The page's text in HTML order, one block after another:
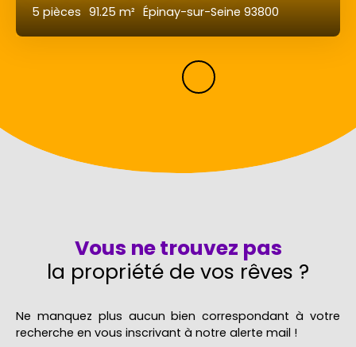
5 pièces 91.25 m² Épinay-sur-Seine 93800
Vous ne trouvez pas
la propriété de vos rêves ?
Ne manquez plus aucun bien correspondant à votre
recherche en vous inscrivant à notre alerte mail !